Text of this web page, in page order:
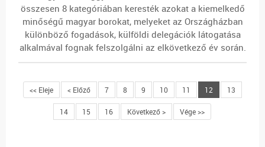
összesen 8 kategóriában keresték azokat a kiemelkedő
minőségű magyar borokat, melyeket az Országházban
különböző fogadások, külföldi delegációk látogatása
alkalmával fognak felszolgálni az elkövetkező év során.
<< Eleje < Előző 7 8 9 10 11 12 13
14 15 16 Következő > Vége >>